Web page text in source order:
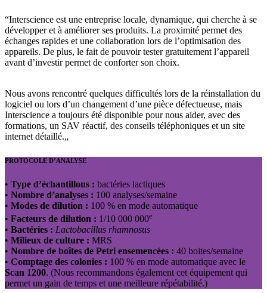
“Interscience est une entreprise locale, dynamique, qui cherche à se
développer et à améliorer ses produits. La proximité permet des
échanges rapides et une collaboration lors de l’optimisation des
appareils. De plus, le fait de pouvoir tester gratuitement l’appareil
avant d’investir permet de conforter son choix.
Nous avons rencontré quelques difficultés lors de la réinstallation du
logiciel ou lors d’un changement d’une pièce défectueuse, mais
Interscience a toujours été disponible pour nous aider, avec des
formations, un SAV réactif, des conseils téléphoniques et un site
internet détaillé.„
PROTOCOLE D’ANALYSE
• Type d’échantillons : bactéries lactiques
• Nombre d’analyses : 100 analyses/semaine
• Modes de dilution : 100 % en mode automatique
• Facteurs de dilution : 1/10 000 000e
• Bactéries : Lactobacillus rhamnosus
• Milieux de culture : MRS
• Nombre de boîtes de Petri ensemencées : 40 boites/semaine
• Comptage des colonies : 100 % en mode automatique avec le
Scan 1200. (Nous recommandons également cet équipement qui
permet un gain de temps et une meilleure répétabilité.)